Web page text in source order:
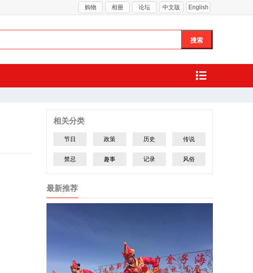
购物 相册 论坛 中文版 English
相关分类
节日 政策 历史 传说
禁忌 趣事 记录 风俗
最新推荐